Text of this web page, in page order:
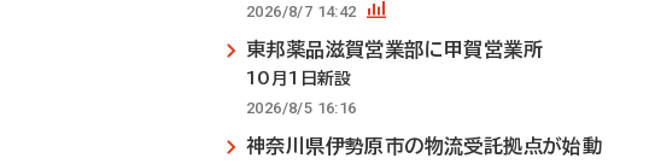
2026/8/7 14:42
東邦薬品滋賀営業部に甲賀営業所
10月1日新設
2026/8/5 16:16
神奈川県伊勢原市の物流受託拠点が始動